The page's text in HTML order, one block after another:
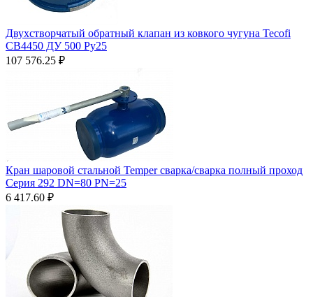
Двухстворчатый обратный клапан из ковкого чугуна Tecofi
CB4450 ДУ 500 Ру25
107 576.25 ₽
Кран шаровой стальной Temper сварка/сварка полный проход
Серия 292 DN=80 PN=25
6 417.60 ₽